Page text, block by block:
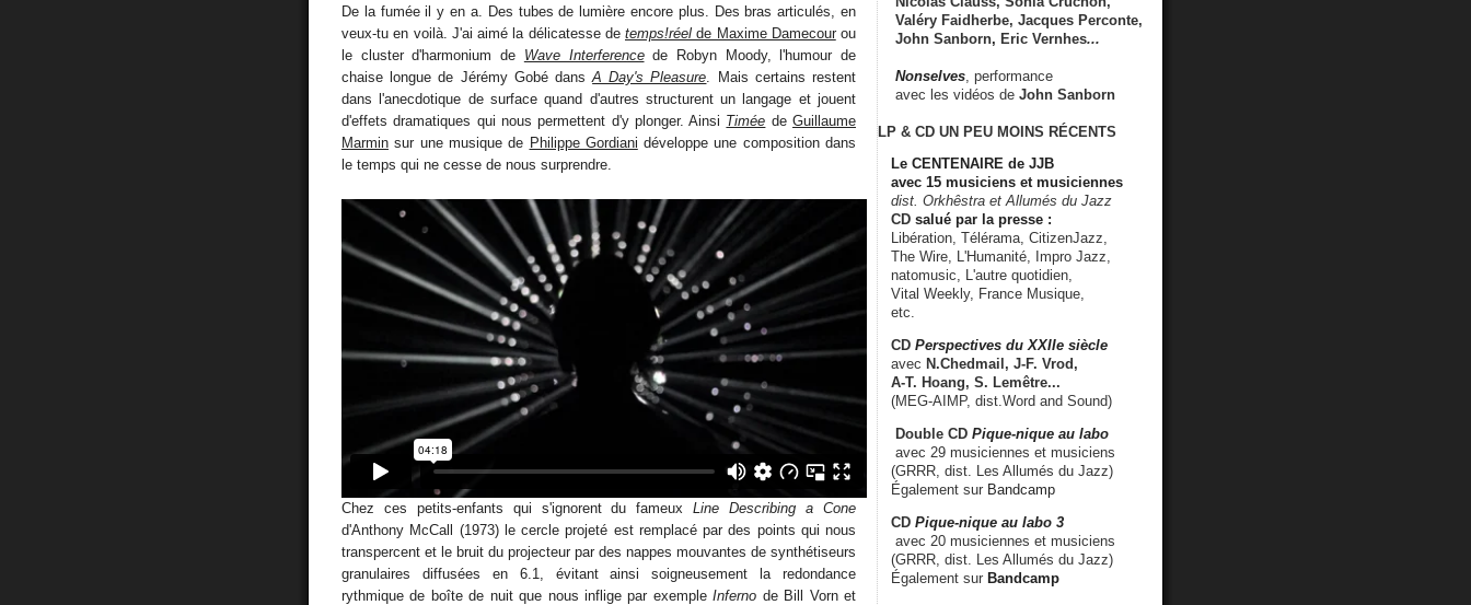
De la fumée il y en a. Des tubes de lumière encore plus. Des bras articulés, en
veux-tu en voilà. J'ai aimé la délicatesse de temps!réel de Maxime Damecourou
le cluster d'harmonium de Wave Interferencede Robyn Moody, l'humour de
chaise longue de Jérémy Gobé dansA Day's Pleasure . Mais certains restent
dans l'anecdotique de surface quand d'autres structurent un langage et jouent
d'effets dramatiques qui nous permettent d'y plonger. Ainsi Timée deGuillaume
Marmin sur une musique de Philippe Gordiani développe une composition dans
le temps qui ne cesse de nous surprendre.
Chez ces petits-enfants qui s'ignorent du fameuxLine Describing a Cone
d'Anthony McCall (1973) le cercle projeté est remplacé par des points qui nous
transpercent et le bruit du projecteur par des nappes mouvantes de synthétiseurs
granulaires diffusées en 6.1, évitant ainsi soigneusement la redondance
rythmique de boîte de nuit que nous inflige par exempleInferno de Bill Vorn et
Valéry Faidherbe, Jacques Perconte,
John Sanborn, Eric Vernhes...
Nonselves , performance
avec les vidéos de John Sanborn
LP & CD UN PEU MOINS RÉCENTS
Le CENTENAIRE de JJB
avec 15 musiciens et musiciennes
dist. Orkhêstra et Allumés du Jazz
CD salué par la presse :
Libération, Télérama, CitizenJazz,
The Wire, L'Humanité, Impro Jazz,
natomusic, L'autre quotidien,
Vital Weekly, France Musique,
etc.
CD Perspectives du XXIIe siècle
avec N.Chedmail, J-F. Vrod,
A-T. Hoang, S. Lemêtre...
(MEG-AIMP, dist.Word and Sound)
Double CD Pique-nique au labo
avec 29 musiciennes et musiciens
(GRRR, dist. Les Allumés du Jazz)
Également sur Bandcamp
CD Pique-nique au labo 3
avec 20 musiciennes et musiciens
(GRRR, dist. Les Allumés du Jazz)
Également sur Bandcamp